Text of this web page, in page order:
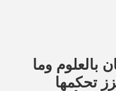
بالعلوم وما
تحكمها